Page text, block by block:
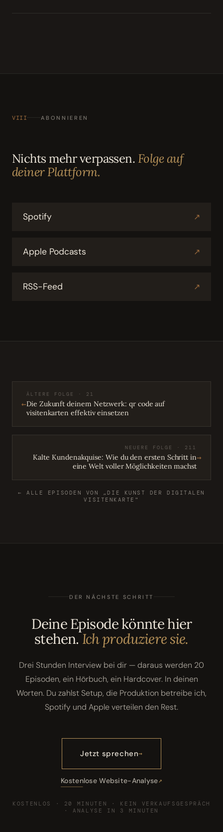
VIII ABONNIEREN
Nichts mehr verpassen. Folge auf
deiner Plattform.
Spotify ↗
Apple Podcasts ↗
RSS-Feed ↗
←
ÄLTERE FOLGE · 21
Die Zukunft deinem Netzwerk: qr code auf
visitenkarten effektiv einsetzen
NEUERE FOLGE · 211
Kalte Kundenakquise: Wie du den ersten Schritt in
eine Welt voller Möglichkeiten machst
→
← ALLE EPISODEN VON „DIE KUNST DER DIGITALEN
VISITENKARTE"
DER NÄCHSTE SCHRITT
Deine Episode könnte hier
stehen.Ich produziere sie.
Drei Stunden Interview bei dir — daraus werden 20
Episoden, ein Hörbuch, ein Hardcover. In deinen
Worten. Du zahlst Setup, die Produktion betreibe ich,
Spotify und Apple verteilen den Rest.
Jetzt sprechen
Kostenlose Website-Analyse
KOSTENLOS · 20 MINUTEN · KEIN VERKAUFSGESPRÄCH
· ANALYSE IN 3 MINUTEN